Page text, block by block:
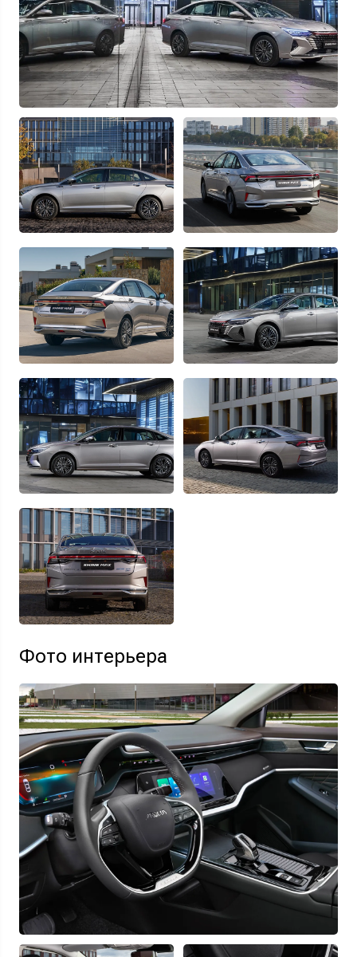
Узнать выгоду
Отправляя данную форму Вы даетесогласие на обработку своих
персональных данных
Фото интерьера